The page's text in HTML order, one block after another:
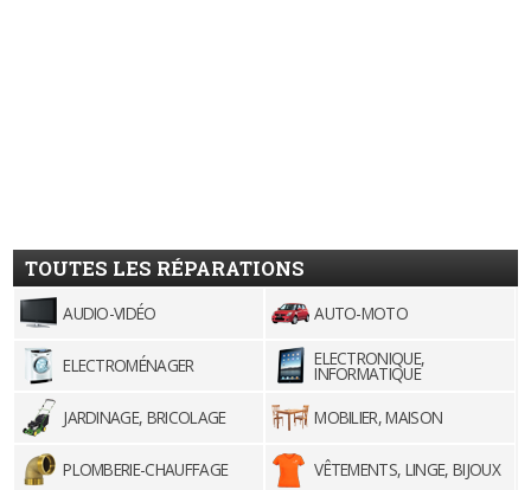
TOUTES LES RÉPARATIONS
AUDIO-VIDÉO AUTO-MOTO
ELECTROMÉNAGER ELECTRONIQUE,
INFORMATIQUE
JARDINAGE, BRICOLAGE
MOBILIER, MAISON
PLOMBERIE-CHAUFFAGE VÊTEMENTS, LINGE, BIJOUX